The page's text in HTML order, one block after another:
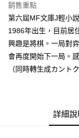
※ 請注意：結帳手續完
購買商品的店家。未經
後付繳納相關費用。
※ 交易是否成功請以「
是否繳費成功／繳費後
【注意事項】
https://aftee.tw/terms/
３．未成年的使用者請
每筆NT$80，滿
付款後萊爾富取貨
每筆NT$80，滿
7-11取貨付款
每筆NT$80，滿
銷售重點
第六屆MF文庫J輕小
1986年出生，目前居
興趣是將棋。一局對
會再度開始下一局。
（同時轉生成カント
詳細說